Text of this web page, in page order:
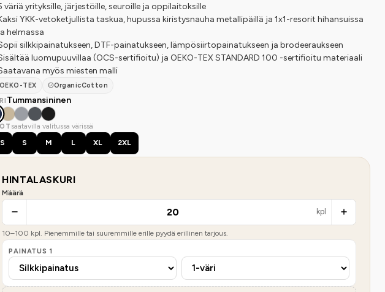
väriä yrityksille, järjestöille, seuroille ja oppilaitoksille
YKK-vetoketjullista taskua, hupussa kiristysnauha metallipäillä ja 1x1-resorit hihansuissa
helmassa
silkkipainatukseen, DTF-painatukseen, lämpösiirtopainatukseen ja brodeeraukseen
luomupuuvillaa (OCS-sertifioitu) ja OEKO-TEX STANDARD 100 -sertifioitu materiaali
myös miesten malli
OEKO-TEX
OrganicCotton
Tummansininen
saatavilla valitussa värissä
S M L XL 2XL
HINTALASKURI
Määrä
kpl
10–100 kpl. Pienemmille tai suuremmille erille pyydä erillinen tarjous.
PAINATUS 1